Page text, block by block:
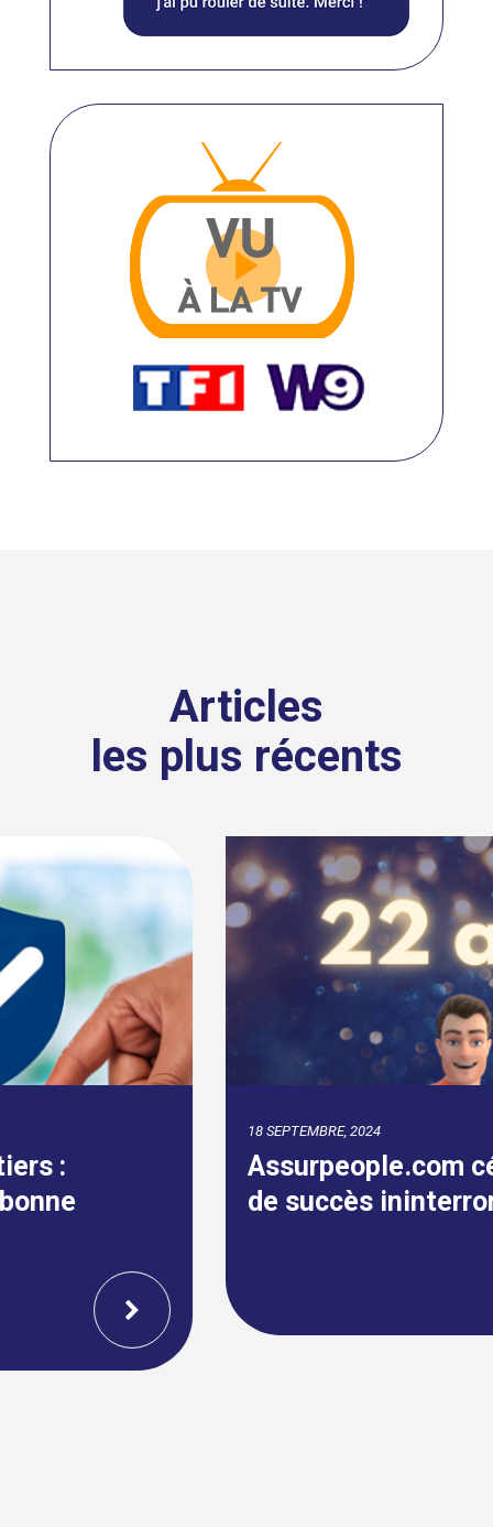
Articles
les plus récents
Assurpeople.com célèbre 22 ans
de succès ininterrompu !